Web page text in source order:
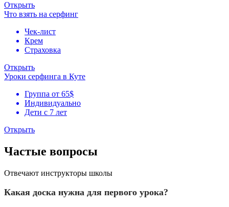
Открыть
Что взять на серфинг
Чек-лист
Крем
Страховка
Открыть
Уроки серфинга в Куте
Группа от 65$
Индивидуально
Дети с 7 лет
Открыть
Частые вопросы
Отвечают инструкторы школы
Какая доска нужна для первого урока?